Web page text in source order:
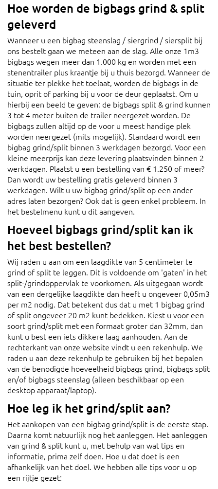
Hoe worden de bigbags grind & split
geleverd
Wanneer u een bigbag steenslag / siergrind / siersplit bij
ons bestelt gaan we meteen aan de slag. Alle onze 1m3
bigbags wegen meer dan 1.000 kg en worden met een
stenentrailer plus kraantje bij u thuis bezorgd. Wanneer de
situatie ter plekke het toelaat, worden de bigbags in de
tuin, oprit of parking bij u voor de deur geplaatst. Om u
hierbij een beeld te geven: de bigbags split & grind kunnen
3 tot 4 meter buiten de trailer neergezet worden. De
bigbags zullen altijd op de voor u meest handige plek
worden neergezet (mits mogelijk). Standaard wordt een
bigbag grind/split binnen 3 werkdagen bezorgd. Voor een
kleine meerprijs kan deze levering plaatsvinden binnen 2
werkdagen. Plaatst u een bestelling van € 1.250 of meer?
Dan wordt uw bestelling gratis geleverd binnen 3
werkdagen. Wilt u uw bigbag grind/split op een ander
adres laten bezorgen? Ook dat is geen enkel probleem. In
het bestelmenu kunt u dit aangeven.
Hoeveel bigbags grind/split kan ik
het best bestellen?
Wij raden u aan om een laagdikte van 5 centimeter te
grind of split te leggen. Dit is voldoende om 'gaten' in het
split-/grindoppervlak te voorkomen. Als uitgegaan wordt
van een dergelijke laagdikte dan heeft u ongeveer 0,05m3
per m2 nodig. Dat betekent dus dat u met 1 bigbag grind
of split ongeveer 20 m2 kunt bedekken. Kiest u voor een
soort grind/split met een formaat groter dan 32mm, dan
kunt u best een iets dikkere laag aanhouden. Aan de
rechterkant van onze website vindt u een rekenhulp. We
raden u aan deze rekenhulp te gebruiken bij het bepalen
van de benodigde hoeveelheid bigbags grind, bigbags split
en/of bigbags steenslag (alleen beschikbaar op een
desktop apparaat/laptop).
Hoe leg ik het grind/split aan?
Het aankopen van een bigbag grind/split is de eerste stap.
Daarna komt natuurlijk nog het aanleggen. Het aanleggen
van grind & split kunt u, met behulp van wat tips en
informatie, prima zelf doen. Hoe u dat doet is een
afhankelijk van het doel. We hebben alle tips voor u op
een rijtje gezet: